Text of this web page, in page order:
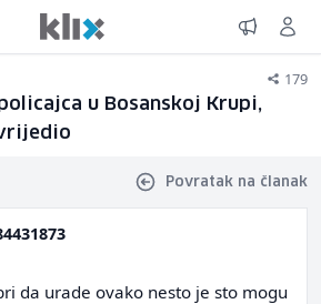
179
u Bosanskoj Krupi,
Povratak na članak
da urade ovako nesto je sto mogu